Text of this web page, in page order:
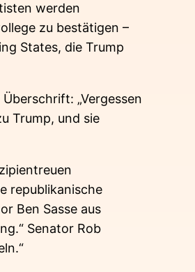
werden
zu bestätigen –
States, die Trump
„Vergessen
Trump, und sie
republikanische
Ben Sasse aus
Senator Rob